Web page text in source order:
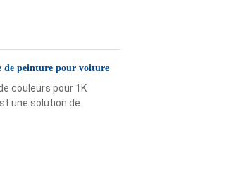
de peinture pour voiture
couleurs pour 1K
une solution de